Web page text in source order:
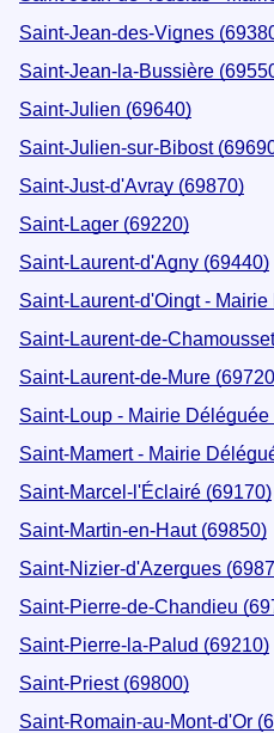
Saint-Jean-des-Vignes
Saint-Jean-la-Bussière
Saint-Julien (69640)
Saint-Julien-sur-Bibost
Saint-Just-d'Avray (69870)
Saint-Lager (69220)
Saint-Laurent-d'Agny (69440)
Saint-Laurent-d'Oingt -
Saint-Laurent-de-
Saint-Laurent-de-Mure
Saint-Loup - Mairie Déléguée
Saint-Mamert - Mairie
Saint-Marcel-l'Éclairé (69170)
Saint-Martin-en-Haut (69850)
Saint-Nizier-d'Azergues
Saint-Pierre-de-Chandieu
Saint-Pierre-la-Palud (69210)
Saint-Priest (69800)
Saint-Romain-au-Mont-d'Or